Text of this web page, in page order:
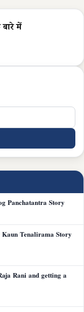
में
Panchatantra Story
Kaun Tenalirama Story
Raja Rani and getting a